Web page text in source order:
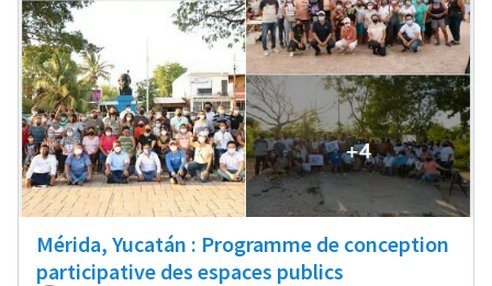
Mérida, Yucatán : Programme de conception
participative des espaces publics